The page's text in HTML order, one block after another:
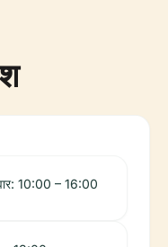
10:00 – 16:00